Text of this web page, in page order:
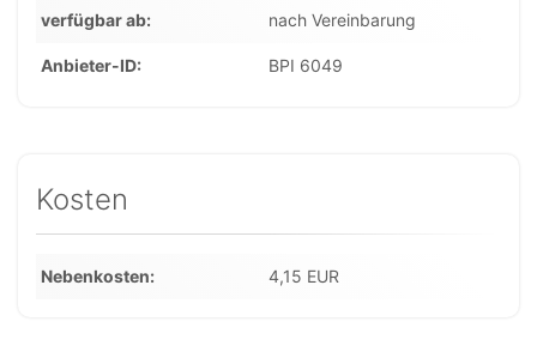
verfügbar ab nach Vereinbarung
Anbieter-ID BPI 6049
Kosten
Nebenkosten 4,15 EUR